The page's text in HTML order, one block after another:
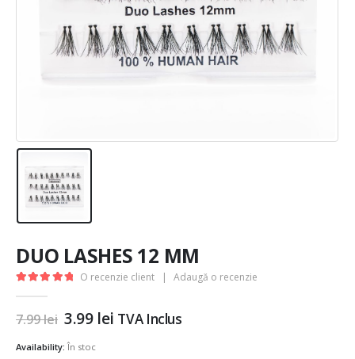
DUO LASHES 12 MM
O recenzie client Adaugă o recenzie
7.99lei Prețul
a
3.99 leiPrețul
TVA Inclus
Availability: În stoc